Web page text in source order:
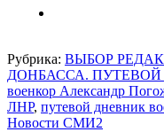
Рубрика: ВЫБОР
ДОНБАССА.
военкор Александр
ЛНР, путевой дневник
Новости СМИ2